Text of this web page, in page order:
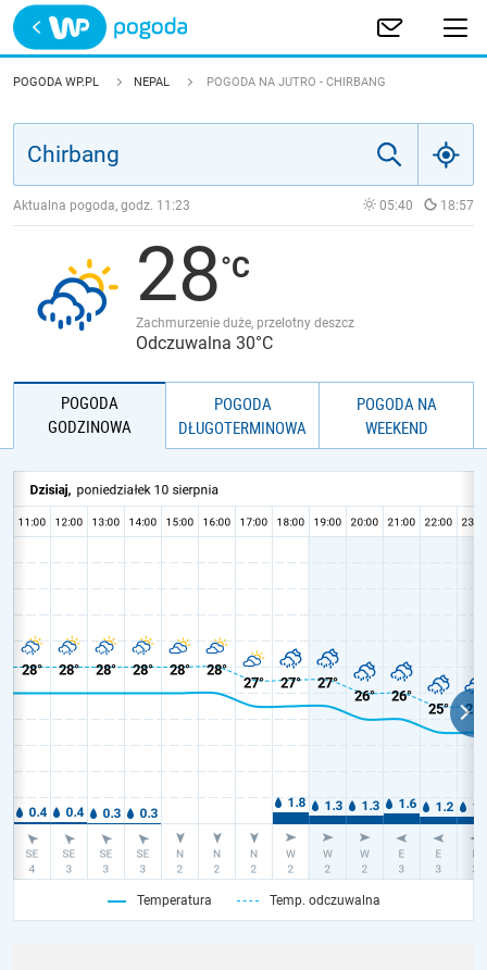
Trwa ładowanie
POLSKA
JAKOŚĆ POWIETRZA
POGODA WP.PL NEPAL POGODA NA JUTRO - CHIRBANG
Aktualna pogoda, godz. 11:23 05:40 18:57
28
Zachmurzenie duże, przelotny deszcz
Odczuwalna 30°C
POGODA
GODZINOWA
POGODA
DŁUGOTERMINOWA
POGODA NA
WEEKEND
Temperatura Temp. odczuwalna